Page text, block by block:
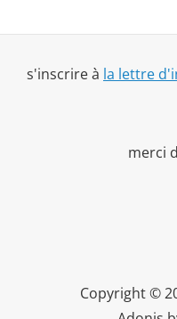
s'inscrire à la lettre
merci
Copyright ©